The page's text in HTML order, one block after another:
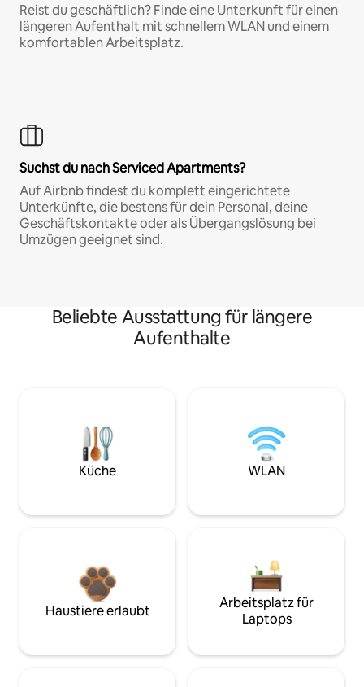
Reist du geschäftlich? Finde eine Unterkunft für einen
längeren Aufenthalt mit schnellem WLAN und einem
komfortablen Arbeitsplatz.
Suchst du nach Serviced Apartments?
Auf Airbnb findest du komplett eingerichtete
Unterkünfte, die bestens für dein Personal, deine
Geschäftskontakte oder als Übergangslösung bei
Umzügen geeignet sind.
Beliebte Ausstattung für längere
Aufenthalte
Küche WLAN
Haustiere erlaubt
Arbeitsplatz für
Laptops